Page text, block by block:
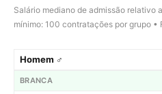
Salário mediano de admissão relativo
mínimo: 100 contratações por grupo •
Homem ♂